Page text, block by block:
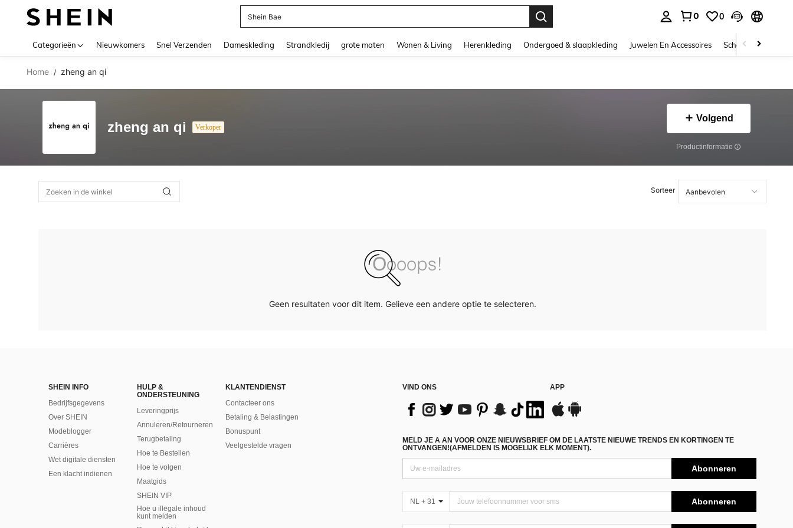
Shein Bae
0 0
Categorieën Nieuwkomers Snel Verzenden Dameskleding Strandkledij grote maten Wonen & Living Herenkleding Ondergoed & slaapkleding Juwelen En Accessoires Schoonheid &
Home / zheng an qi
zheng an qi Verkoper
Volgend
Productinformatie
Sorteer
Geen resultaten voor dit item. Gelieve een andere optie te selecteren.
SHEIN INFO
Bedrijfsgegevens
Over SHEIN
Modeblogger
Carrières
Wet digitale diensten
Een klacht indienen
HULP &
ONDERSTEUNING
Leveringprijs
Annuleren/Retourneren
Terugbetaling
Hoe te Bestellen
Hoe te volgen
Maatgids
SHEIN VIP
Hoe u illegale inhoud
kunt melden
KLANTENDIENST
Contacteer ons
Betaling & Belastingen
Bonuspunt
Veelgestelde vragen
VIND ONS APP
MELD JE A AN VOOR ONZE NIEUWSBRIEF OM DE LAATSTE NIEUWE TRENDS EN KORTINGEN TE
ONTVANGEN!(AFMELDEN IS MOGELIJK ELK MOMENT).
Abonneren
NL + 31 Abonneren